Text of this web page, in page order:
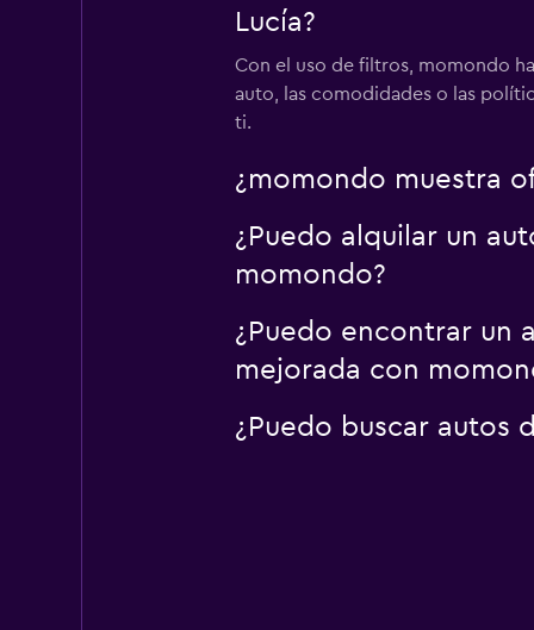
Lucía?
Con el uso de filtros, momondo
auto, las comodidades o las
ti.
¿momondo muestra
¿Puedo alquilar un
momondo?
¿Puedo encontrar un
mejorada con
¿Puedo buscar autos